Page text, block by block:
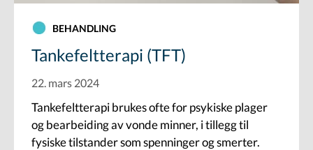
BEHANDLING
Tankefeltterapi (TFT)
22. mars 2024
Tankefeltterapi brukes ofte for psykiske plager
og bearbeiding av vonde minner, i tillegg til
fysiske tilstander som spenninger og smerter.